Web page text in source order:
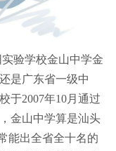
验学校金山中学金
是广东省一级中
于2007年10月通过
金山中学算是汕头
能出全省全十名的